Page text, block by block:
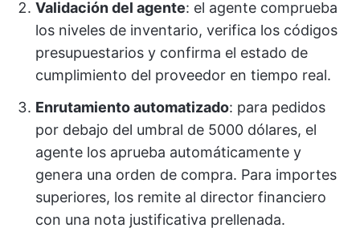
Validación del agente: el agente comprueba
los niveles de inventario, verifica los códigos
presupuestarios y confirma el estado de
cumplimiento del proveedor en tiempo real.
Enrutamiento automatizado: para pedidos
por debajo del umbral de 5000 dólares, el
agente los aprueba automáticamente y
genera una orden de compra. Para importes
superiores, los remite al director financiero
con una nota justificativa prellenada.